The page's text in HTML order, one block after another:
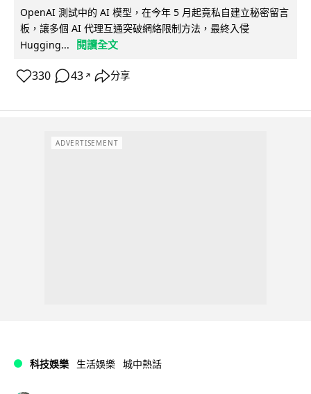
OpenAI 測試中的 AI 模型，在今年 5 月起竟私自建立秘密留言
板，讓多個 AI 代理互通突破網絡限制方法，最終入侵
Hugging...
閱讀全文
330 43 ↗ 分享
ADVERTISEMENT
科技娛樂 生活娛樂 城中熱話